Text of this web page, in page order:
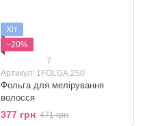
Хіт
−20%
7
Артикул: 1FOLGA.250
Фольга для мелірування
волосся
377 грн 471 грн